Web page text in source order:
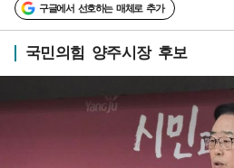
구글에서 선호하는 매체로 추가
국민의힘 양주시장 후보